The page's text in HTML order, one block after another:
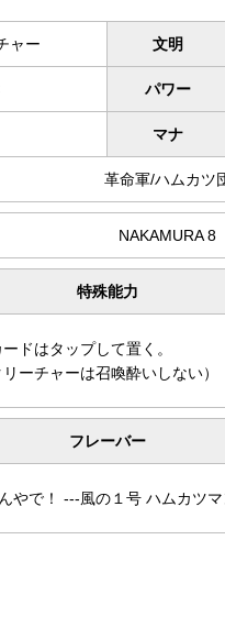
ャー 文明
パワー
マナ
革命軍/ハムカツ
NAKAMURA 8
特殊能力
ドはタップして置く。
ーチャーは召喚酔いしない）
フレーバー
やで！ ---風の１号 ハムカツマ